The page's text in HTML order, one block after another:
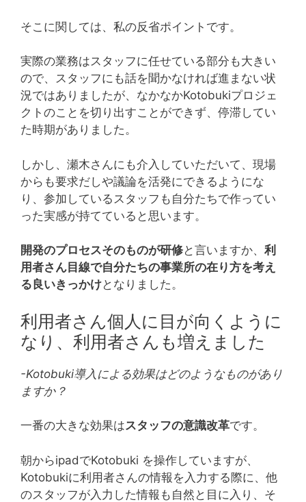
そこに関しては、私の反省ポイントです。
実際の業務はスタッフに任せている部分も大きい
ので、スタッフにも話を聞かなければ進まない状
況ではありましたが、なかなかKotobukiプロジェ
クトのことを切り出すことができず、停滞してい
た時期がありました。
しかし、瀬木さんにも介入していただいて、現場
からも要求だしや議論を活発にできるようにな
り、参加しているスタッフも自分たちで作ってい
った実感が持てていると思います。
開発のプロセスそのものが研修と言いますか、 利
用者さん目線で自分たちの事業所の在り方を考え
る良いきっかけとなりました。
利用者さん個人に目が向くように
なり、利用者さんも増えました
-Kotobuki導入による効果はどのようなものがあり
ますか？
一番の大きな効果はスタッフの意識改革です。
朝からipadでKotobuki を操作していますが、
Kotobukiに利用者さんの情報を入力する際に、他
のスタッフが入力した情報も自然と目に入り、そ